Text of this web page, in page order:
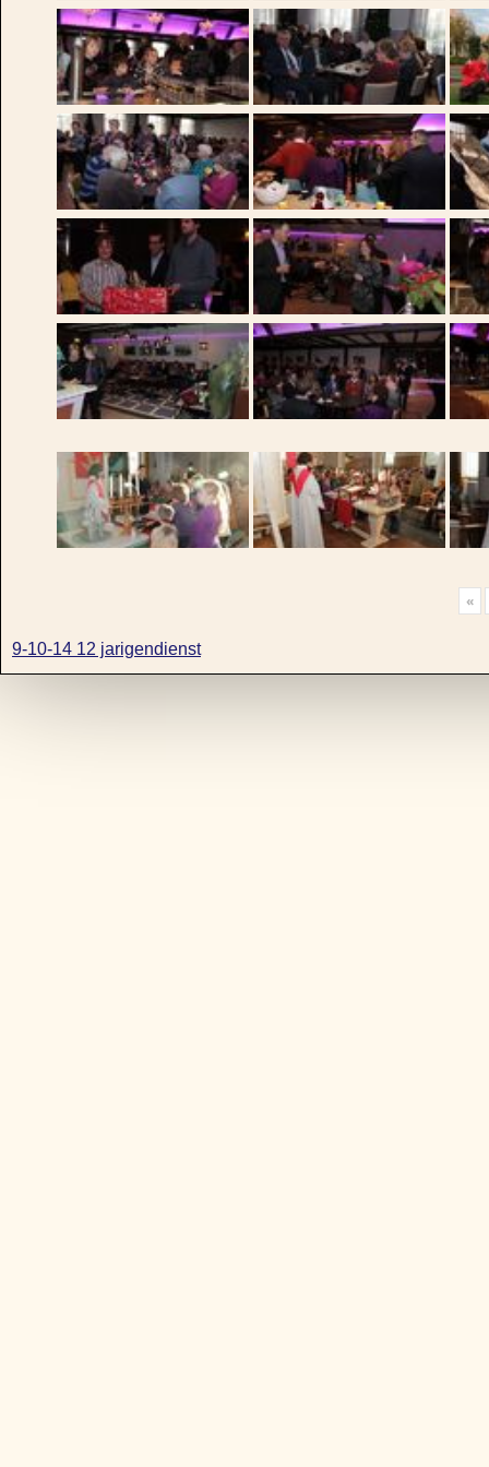
«
9-10-14 12 jarigendienst